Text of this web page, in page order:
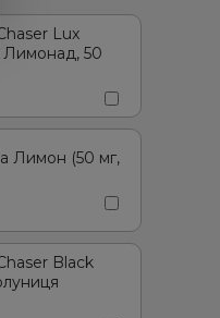
Lux
Лимонад, 50
Лимон (50 мг,
Black